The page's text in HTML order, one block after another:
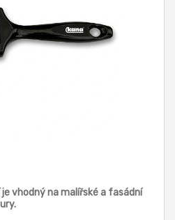
vhodný na malířské a fasádní